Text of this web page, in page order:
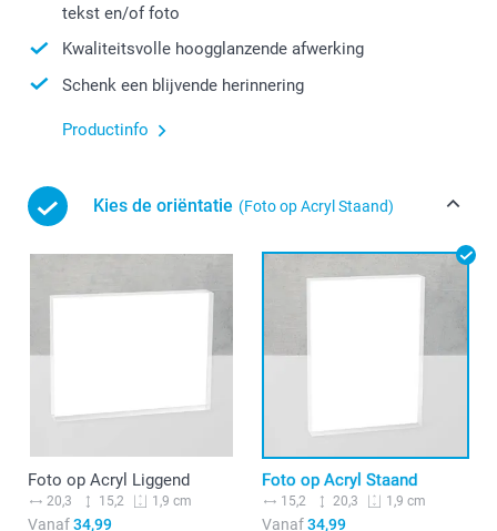
tekst en/of foto
Kwaliteitsvolle hoogglanzende afwerking
Schenk een blijvende herinnering
Productinfo
Kies de oriëntatie (Foto op Acryl Staand)
Foto op Acryl Liggend
20,3 15,2 1,9 cm
Vanaf34,99
Foto op Acryl Staand
15,2 20,3 1,9 cm
Vanaf34,99